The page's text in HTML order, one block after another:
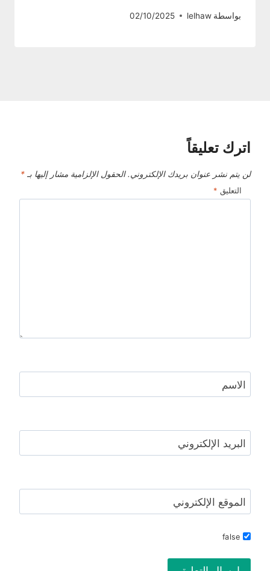
بواسطة lelhaw
02/10/2025
اترك تعليقاً
لن يتم نشر عنوان بريدك الإلكتروني. الحقول الإلزامية مشار إليها بـ *
التعليق *
الاسم
البريد الإلكتروني
الموقع الإلكتروني
false